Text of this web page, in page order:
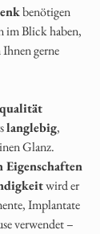
benötigen
im Blick haben,
gerne
langlebig,
Glanz.
Eigenschaften
wird er
Implantate
verwendet –